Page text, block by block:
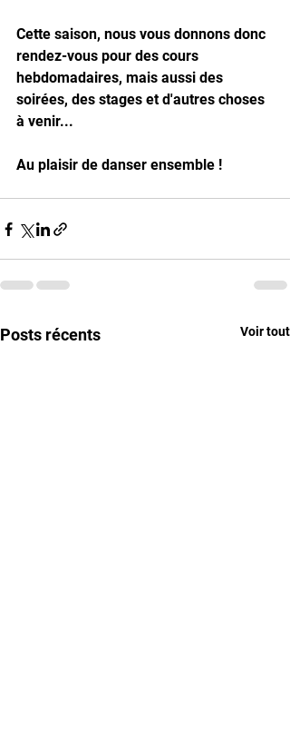
Cette saison, nous vous donnons donc
rendez-vous pour des cours
hebdomadaires, mais aussi des
soirées, des stages et d'autres choses
à venir...
Au plaisir de danser ensemble !
Posts récents Voir tout